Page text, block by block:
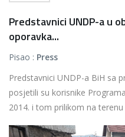
Predstavnici UNDP-a u
oporavka...
Pisao : Press
Predstavnici UNDP-a BiH sa
posjetili su korisnike
2014. i tom prilikom na terenu
Više...